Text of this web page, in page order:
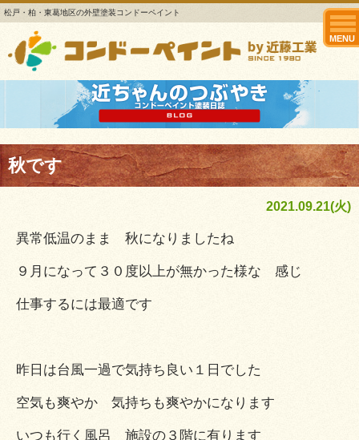
松戸・柏・東葛地区の外壁塗装コンドーペイント
MENU
秋です
2021.09.21(火)
異常低温のまま 秋になりましたね
９月になって３０度以上が無かった様な 感じ
仕事するには最適です
昨日は台風一過で気持ち良い１日でした
空気も爽やか 気持ちも爽やかになります
いつも行く風呂 施設の３階に有ります